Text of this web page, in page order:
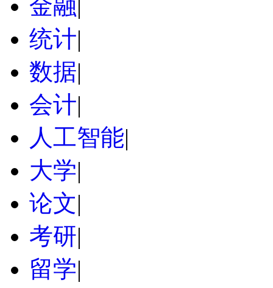
金融|
统计|
数据|
会计|
人工智能|
大学|
论文|
考研|
留学|